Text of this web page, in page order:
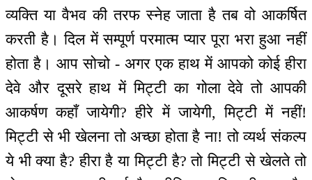
व्यक्ति या वैभव की तरफ स्नेह जाता है तब वो आकर्षित
करती है। दिल में सम्पूर्ण परमात्म प्यार पूरा भरा हुआ नहीं
होता है। आप सोचो - अगर एक हाथ में आपको कोई हीरा
देवे और दूसरे हाथ में मिट्टी का गोला देवे तो आपकी
आकर्षण कहाँ जायेगी? हीरे में जायेगी, मिट्टी में नहीं!
मिट्टी से भी खेलना तो अच्छा होता है ना! तो व्यर्थ संकल्प
ये भी क्या है? हीरा है या मिट्टी है? तो मिट्टी से खेलते तो